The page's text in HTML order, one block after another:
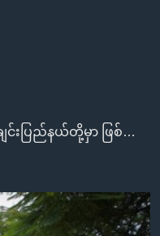
ခဲ့တဲ့ ဗမာနိုင်ငံလုံးဆိုင်ရာ လူငယ် ၂ ဦးဖြစ်တဲ့ ကိုစိုးလှနိုင်၊ ကိုသီဟ ရဲကျော်တို့ကို ဒီကနေ့ မနက်ပိုင်းမှာ အမပူရ မြို့နယ်တရားရုံးမှာ ရုံးထုတ်လာတာဖြစ်ပါတယ်။